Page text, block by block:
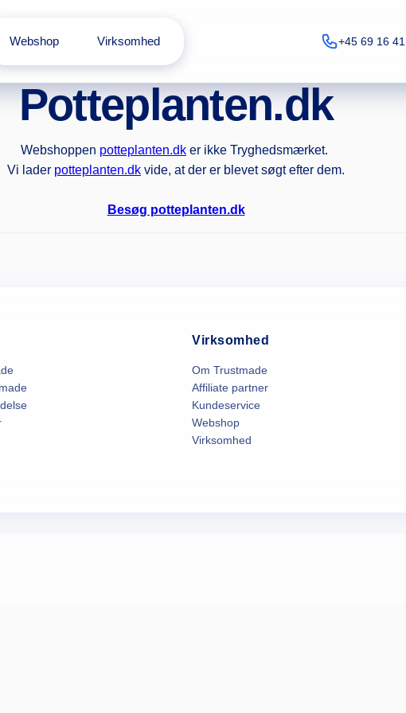
Webshop Virksomhed +45 69 16
Potteplanten.dk
Webshoppen potteplanten.dk er ikke Tryghedsmærket.
Vi lader potteplanten.dk vide, at der er blevet søgt efter dem.
Besøg potteplanten.dk
Virksomhed
Om Trustmade
Affiliate partner
Kundeservice
Webshop
Virksomhed